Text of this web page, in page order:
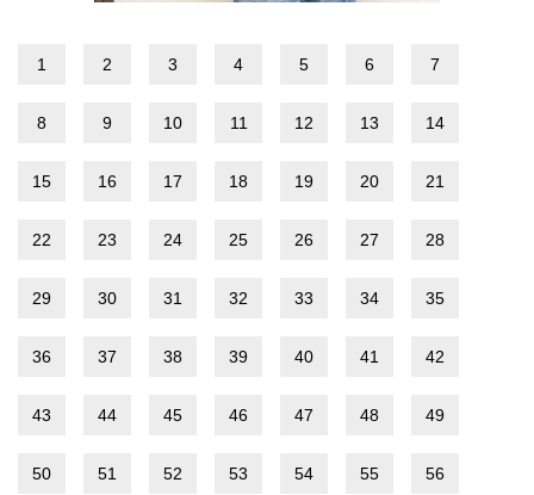
1 2 3 4 5 6 7
8 9 10 11 12 13 14
15 16 17 18 19 20 21
22 23 24 25 26 27 28
29 30 31 32 33 34 35
36 37 38 39 40 41 42
43 44 45 46 47 48 49
50 51 52 53 54 55 56